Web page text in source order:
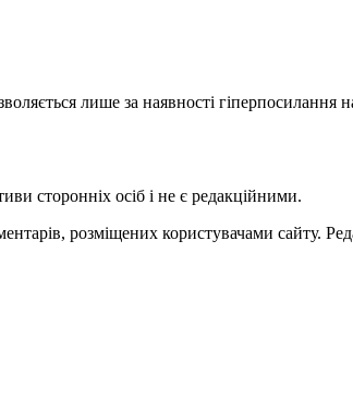
лише за наявності гіперпосилання
сторонніх осіб і не є редакційними.
розміщених користувачами сайту.